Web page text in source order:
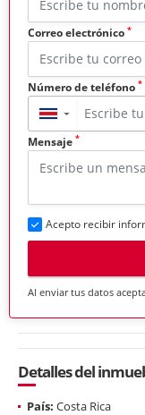
Correo electrónico *
Número de teléfono *
▼
Mensaje *
Acepto recibir
Al enviar tus datos
Detalles del
País: Costa Rica